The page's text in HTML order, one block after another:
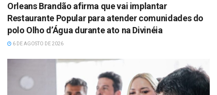
Orleans Brandão afirma que vai implantar
Restaurante Popular para atender comunidades do
polo Olho d’Água durante ato na Divinéia
6 DE AGOSTO DE 2026